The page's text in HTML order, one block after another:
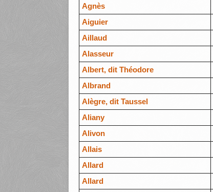
Agnès
Aiguier
Aillaud
Alasseur
Albert, dit Théodore
Albrand
Alègre, dit Taussel
Aliany
Alivon
Allais
Allard
Allard